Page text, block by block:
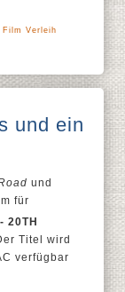
Film Verleih
und ein
und
für
- 20TH
Titel wird
verfügbar